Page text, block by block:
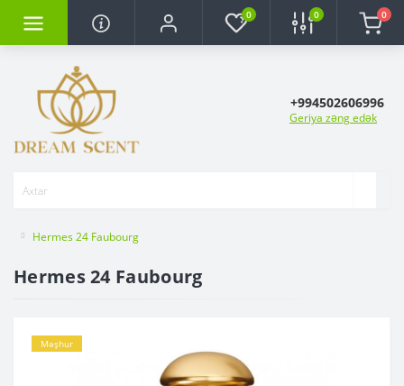
0 0 0
+994502606996
Geriya zəng edək
Hermes 24 Faubourg
Hermes 24 Faubourg
Məşhur